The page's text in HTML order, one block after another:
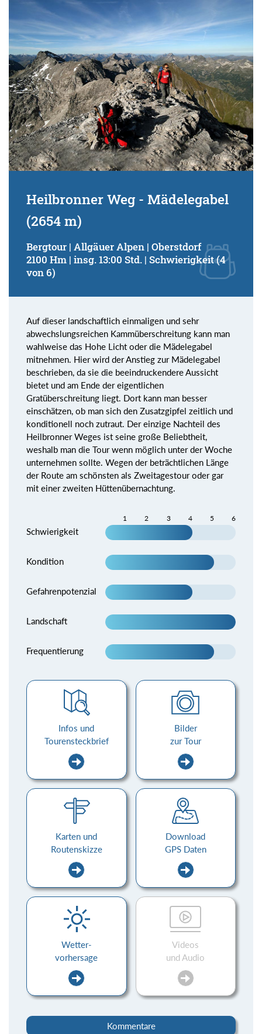
Heilbronner Weg - Mädelegabel
(2654 m)
Bergtour | Allgäuer Alpen | Oberstdorf
2100 Hm | insg. 13:00 Std. | Schwierigkeit (4
von 6)
Auf dieser landschaftlich einmaligen und sehr
abwechslungsreichen Kammüberschreitung kann man
wahlweise das Hohe Licht oder die Mädelegabel
mitnehmen. Hier wird der Anstieg zur Mädelegabel
beschrieben, da sie die beeindruckendere Aussicht
bietet und am Ende der eigentlichen
Gratüberschreitung liegt. Dort kann man besser
einschätzen, ob man sich den Zusatzgipfel zeitlich und
konditionell noch zutraut. Der einzige Nachteil des
Heilbronner Weges ist seine große Beliebtheit,
weshalb man die Tour wenn möglich unter der Woche
unternehmen sollte. Wegen der beträchtlichen Länge
der Route am schönsten als Zweitagestour oder gar
mit einer zweiten Hüttenübernachtung.
1 2 3 4 5 6
Schwierigkeit
Kondition
Gefahrenpotenzial
Landschaft
Frequentierung
Infos und
Tourensteckbrief
Bilder
zur Tour
Karten und
Routenskizze
Download
GPS Daten
Wetter-
vorhersage
Videos
und Audio
Kommentare